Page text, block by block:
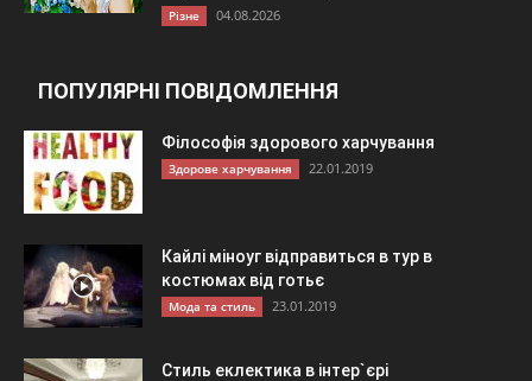
Різне 04.08.2026
ПОПУЛЯРНІ ПОВІДОМЛЕННЯ
Філософія здорового харчування
Здорове харчування 22.01.2019
Кайлі міноуг відправиться в тур в
костюмах від готьє
Мода та стиль 23.01.2019
Стиль еклектика в інтер`єрі